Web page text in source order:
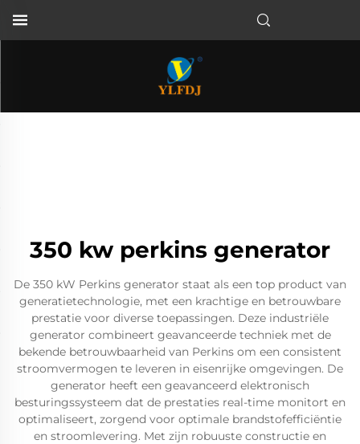
350 kw perkins generator
De 350 kW Perkins generator staat als een top product van
generatietechnologie, met een krachtige en betrouwbare
prestatie voor diverse toepassingen. Deze industriële
generator combineert geavanceerde techniek met de
bekende betrouwbaarheid van Perkins om een consistent
stroomvermogen te leveren in eisenrijke omgevingen. De
generator heeft een geavanceerd elektronisch
besturingssysteem dat de prestaties real-time monitort en
optimaliseert, zorgend voor optimale brandstofefficiëntie
en stroomlevering. Met zijn robuuste constructie en